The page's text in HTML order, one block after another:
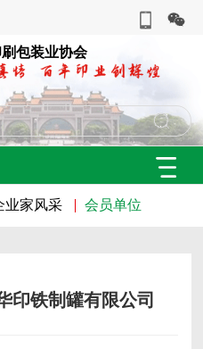
包装业协会
业家风采 会员单位
印铁制罐有限公司